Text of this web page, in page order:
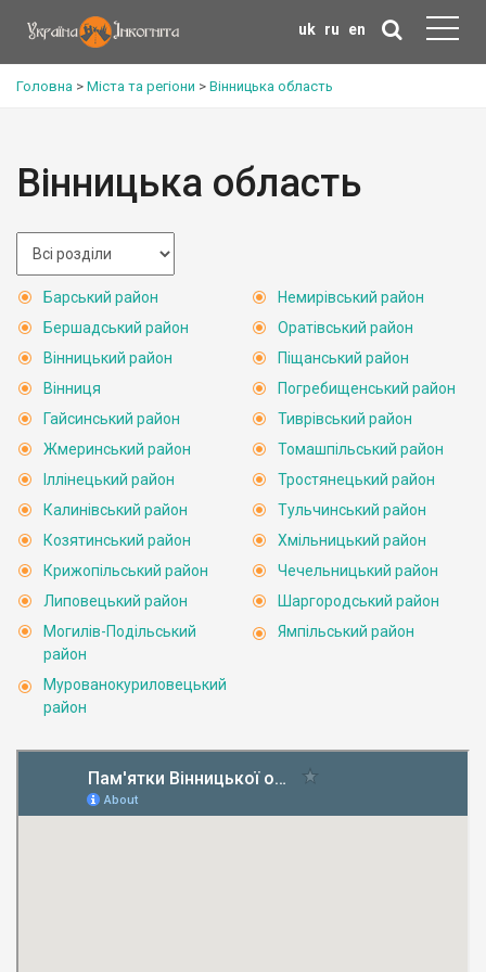
uk ru en
Головна > Міста та регіони > Вінницька область
Вінницька область
Барський район
Бершадський район
Вінницький район
Вінниця
Гайсинський район
Жмеринський район
Іллінецький район
Калинівський район
Козятинський район
Крижопільський район
Липовецький район
Могилів-Подільський
район
Мурованокуриловецький
район
Немирівський район
Оратівський район
Піщанський район
Погребищенський район
Тиврівський район
Томашпільський район
Тростянецький район
Тульчинський район
Хмільницький район
Чечельницький район
Шаргородський район
Ямпільський район